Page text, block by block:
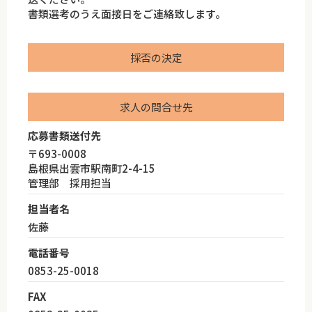
書類選考のうえ面接日をご連絡致します。
採否の決定
求人の問合せ先
応募書類送付先
〒693-0008
島根県出雲市駅南町2-4-15
管理部 採用担当
担当者名
佐藤
電話番号
0853-25-0018
FAX